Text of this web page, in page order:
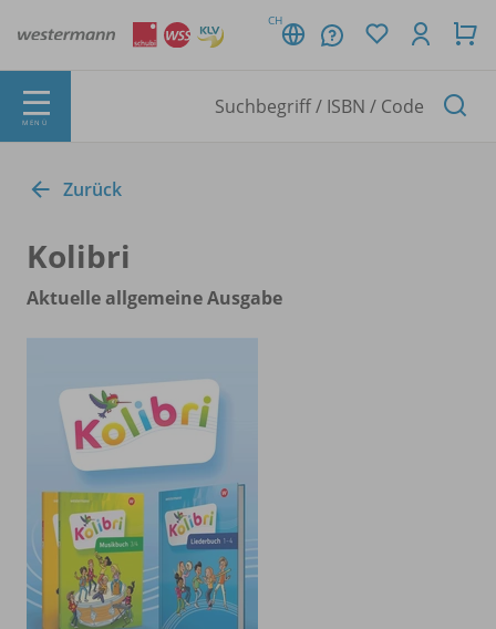
CH
MENÜ
Zurück
Kolibri
Aktuelle allgemeine Ausgabe